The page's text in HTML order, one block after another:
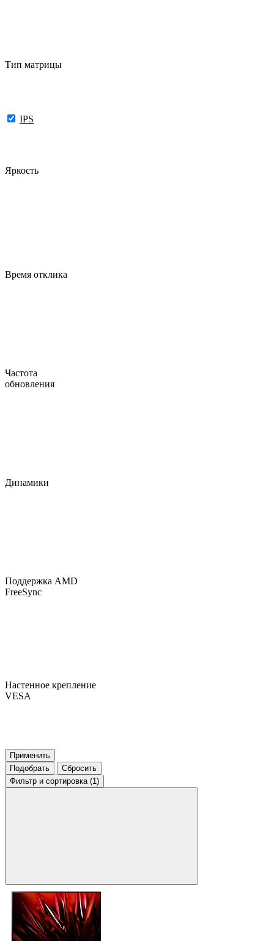
Тип матрицы
IPS
Яркость
Время отклика
Частота
обновления
Динамики
Поддержка AMD
FreeSync
Настенное крепление
VESA
Применить
Подобрать
Сбросить
Фильтр и сортировка (1)